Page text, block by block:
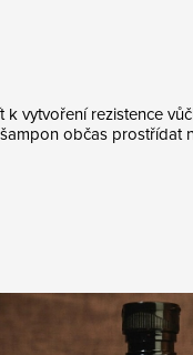
vytvoření rezistence
občas prostřídat